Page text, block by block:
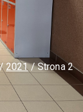
2021 Strona 2